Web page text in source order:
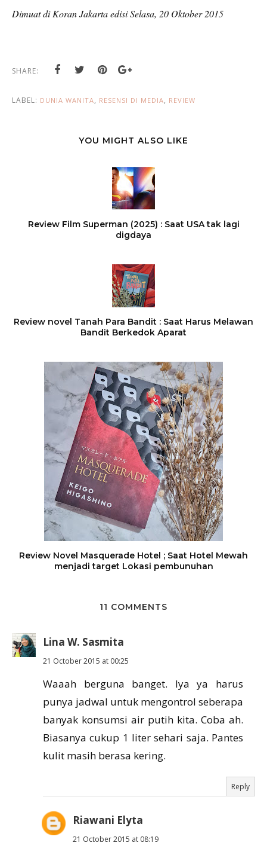
Dimuat di Koran Jakarta edisi Selasa, 20 Oktober 2015
SHARE:
LABEL: DUNIA WANITA, RESENSI DI MEDIA, REVIEW
YOU MIGHT ALSO LIKE
Review Film Superman (2025) : Saat USA tak lagi
digdaya
Review novel Tanah Para Bandit : Saat Harus Melawan
Bandit Berkedok Aparat
Review Novel Masquerade Hotel ; Saat Hotel Mewah
menjadi target Lokasi pembunuhan
11 COMMENTS
Lina W. Sasmita
21 October 2015 at 00:25
Waaah berguna banget. Iya ya harus
punya jadwal untuk mengontrol seberapa
banyak konsumsi air putih kita. Coba ah.
Biasanya cukup 1 liter sehari saja. Pantes
kulit masih berasa kering.
Reply
Riawani Elyta
21 October 2015 at 08:19